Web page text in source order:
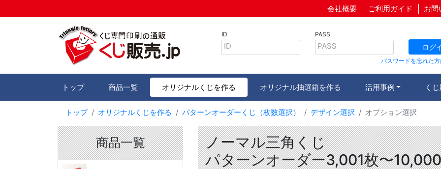
会社概要 ご利用ガイド お問
ID
ID
PASS
PASS ログ
パスワードを忘れた方
トップ 商品一覧 オリジナルくじを作る オリジナル抽選箱を作る 活用事例 く
トップ オリジナルくじを作る パターンオーダーくじ（枚数選択） デザイン選択 オプション選択
商品一覧
ノーマル三角くじ
パターンオーダー3,001枚〜